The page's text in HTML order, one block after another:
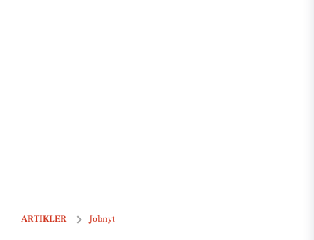
ARTIKLER Jobnyt
Børnehaveklasseleder til nærværende og trygt læringsmiljø på